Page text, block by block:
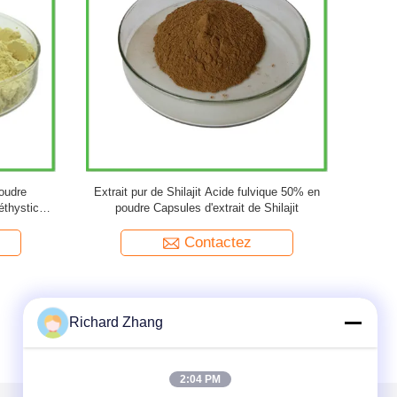
en
de
EGB 761 Poudre d'extrait de feuilles de ginkgo
biloba naturel 20:1
Contactez
Richard Zhang
2:04 PM